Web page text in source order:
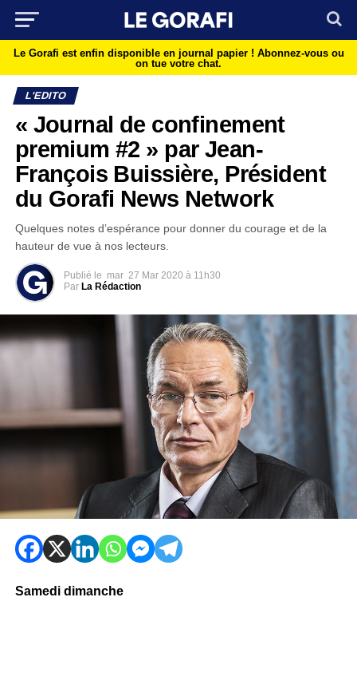
Le Gorafi est enfin disponible en journal papier ! Abonnez-vous ou
on tue votre chat.
L'EDITO
« Journal de confinement
premium #2 » par Jean-
François Buissière, Président
du Gorafi News Network
Quelques notes d’espérance pour donner du courage et de la
hauteur de vue à nos lecteurs.
Publié le mar 27 Mar 2020 à 11h30
Par La Rédaction
Samedi dimanche